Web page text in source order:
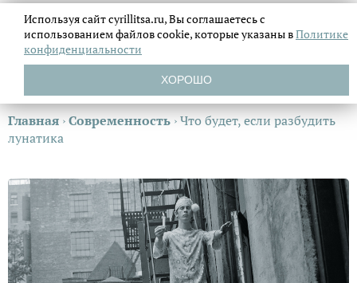
Главная ›Современность ›Что будет, если разбудить
лунатика
Используя сайт cyrillitsa.ru, Вы соглашаетесь с
использованием файловcookie, которые указаны вПолитике
конфиденциальности
ХОРОШО